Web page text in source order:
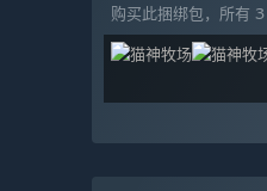
购买此捆绑包，所有 3